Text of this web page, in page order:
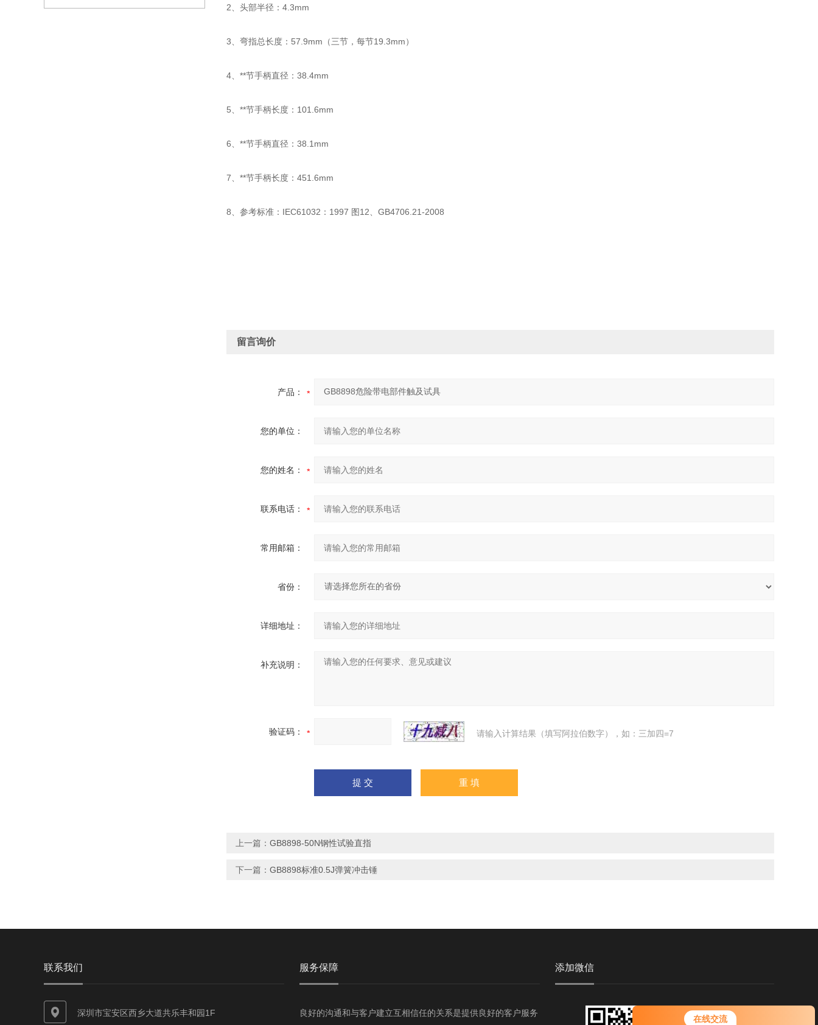
在线交流
2、头部半径：4.3mm
3、弯指总长度：57.9mm（三节，每节19.3mm）
4、**节手柄直径：38.4mm
5、**节手柄长度：101.6mm
6、**节手柄直径：38.1mm
7、**节手柄长度：451.6mm
8、参考标准：IEC61032：1997 图12、GB4706.21-2008
留言询价
产品：
您的单位：
您的姓名：
联系电话：
常用邮箱：
省份：
详细地址：
补充说明：
验证码： 请输入计算结果（填写阿拉伯数字），如：三加四=7
上一篇： GB8898-50N钢性试验直指
下一篇： GB8898标准0.5J弹簧冲击锤
联系我们
深圳市宝安区西乡大道共乐丰和园1F
服务保障
良好的沟通和与客户建立互相信任的关系是提供良好的客户服务
添加微信